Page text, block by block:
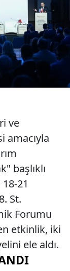
ve
amacıyla
başlıklı
21
St.
Forumu
etkinlik, iki
ele aldı.